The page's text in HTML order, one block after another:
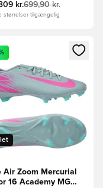
kr.699,90 kr.
størrelser tilgængelig
tilmelde dig som
en Modal til at logge
Air Zoom Mercurial
16 Academy MG